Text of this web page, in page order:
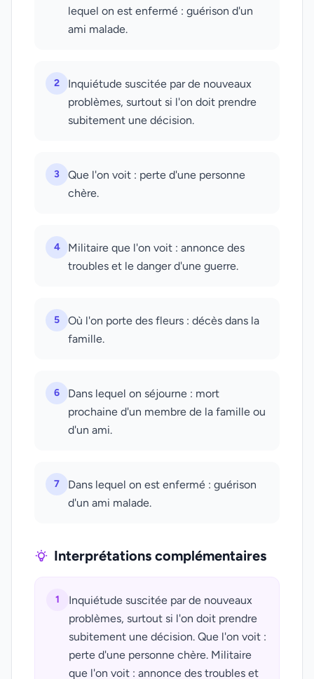
lequel on est enfermé : guérison d'un
ami malade.
2
Inquiétude suscitée par de nouveaux
problèmes, surtout si l'on doit prendre
subitement une décision.
3
Que l'on voit : perte d'une personne
chère.
4
Militaire que l'on voit : annonce des
troubles et le danger d'une guerre.
5
Où l'on porte des fleurs : décès dans la
famille.
6
Dans lequel on séjourne : mort
prochaine d'un membre de la famille ou
d'un ami.
7
Dans lequel on est enfermé : guérison
d'un ami malade.
Interprétations complémentaires
1
Inquiétude suscitée par de nouveaux
problèmes, surtout si l'on doit prendre
subitement une décision. Que l'on voit :
perte d'une personne chère. Militaire
que l'on voit : annonce des troubles et